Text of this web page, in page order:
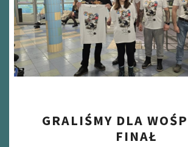
DLA
WOŚP
GRALIŚMY DLA
FINAŁ